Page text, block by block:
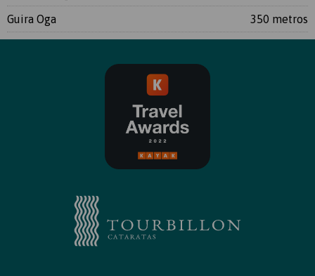
Guira Oga 350 metros